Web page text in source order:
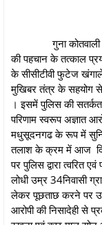
गुना कोतवाली पुलिस
की पहचान के तत्काल
के सीसीटीवी फुटेज
मुखिबर तंत्र के सहयोग से
। इसमें पुलिस की
परिणाम स्वरूप अज्ञात
मधुसूदनगढ के रूप में
तलाश के क्रम में आज
पर पुलिस द्वारा त्वरित
लोधी उम्र 34निवासी
लेकर पूछताछ करने पर उसके
आरोपी की निसादेही से